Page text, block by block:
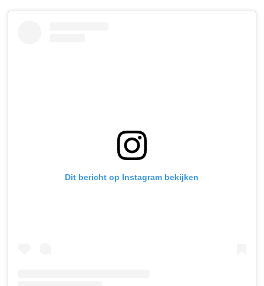
Dit bericht op Instagram bekijken